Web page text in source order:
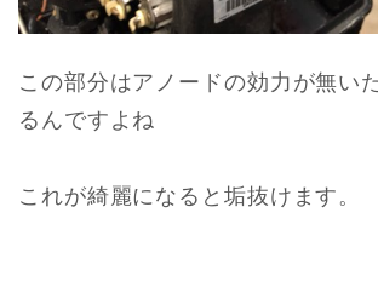
この部分はアノードの効力が無い
るんですよね
これが綺麗になると垢抜けます。